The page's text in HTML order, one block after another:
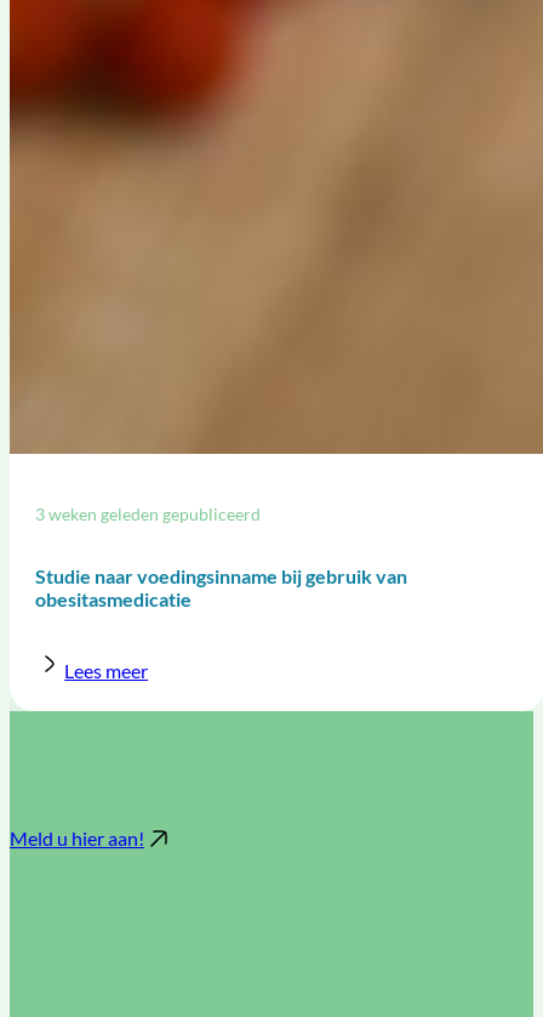
Studie naar voedingsinname bij gebruik van
obesitasmedicatie
3 weken geleden gepubliceerd
Lees meer
Meld u hier aan!